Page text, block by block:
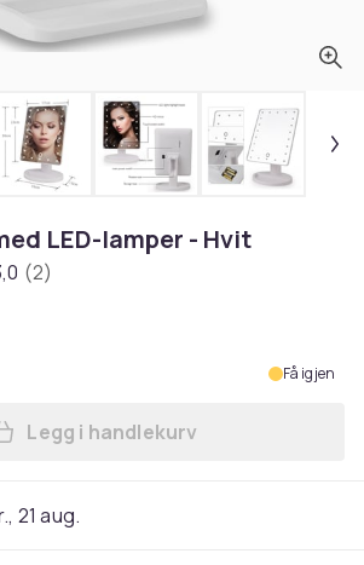
LED-lamper - Hvit
(2)
Få igjen
Legg Sminkespeil med
Legg i handlekurv
21 aug.